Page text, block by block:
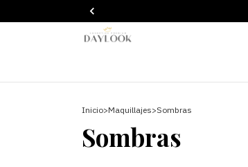
Inicio>Maquillajes>Sombras
Sombras